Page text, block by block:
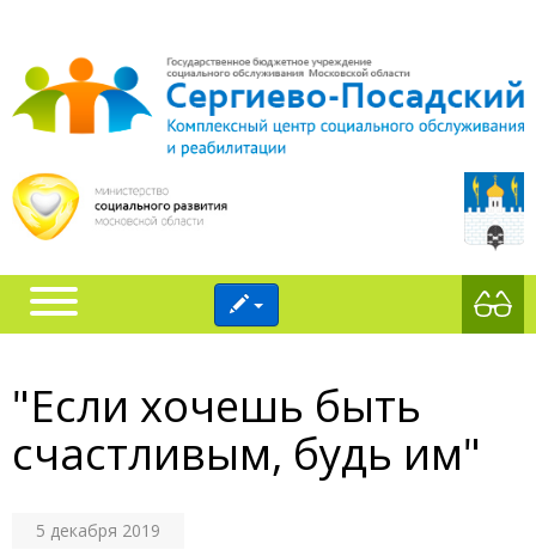
"Если хочешь быть
счастливым, будь им"
5 декабря 2019